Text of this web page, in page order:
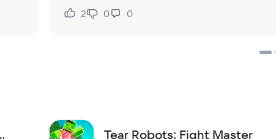
Нравится:
2
Не нравится:
0 0
Tear Robots: Fight Master